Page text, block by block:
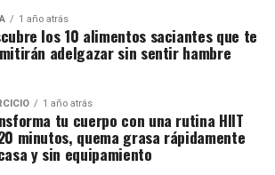
1 año atrás
los 10 alimentos saciantes que te
adelgazar sin sentir hambre
1 año atrás
tu cuerpo con una rutina HIIT
minutos, quema grasa rápidamente
y sin equipamiento